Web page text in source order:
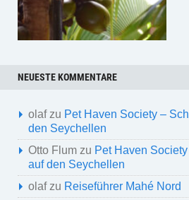
NEUESTE KOMMENTARE
olafzu Pet Haven Society –
den Seychellen
Otto Flum zu Pet Haven
auf den Seychellen
olafzu Reiseführer Mahé Nord